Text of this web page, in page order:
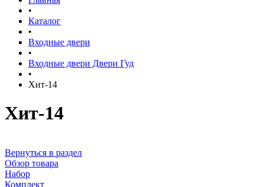
•
Каталог
•
Входные двери
•
Входные двери Двери Гуд
•
Хит-14
Хит-14
Вернуться в раздел
Обзор товара
Набор
Комплект